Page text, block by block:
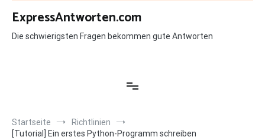
Zum
Inhalt
springen
ExpressAntworten.com
Die schwierigsten Fragen bekommen gute Antworten
Startseite
Richtlinien
[Tutorial] Ein erstes Python-Programm schreiben